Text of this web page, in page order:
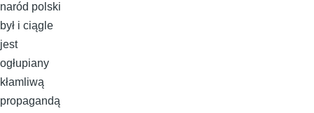
naród polski
był i ciągle
jest
ogłupiany
kłamliwą
propagandą